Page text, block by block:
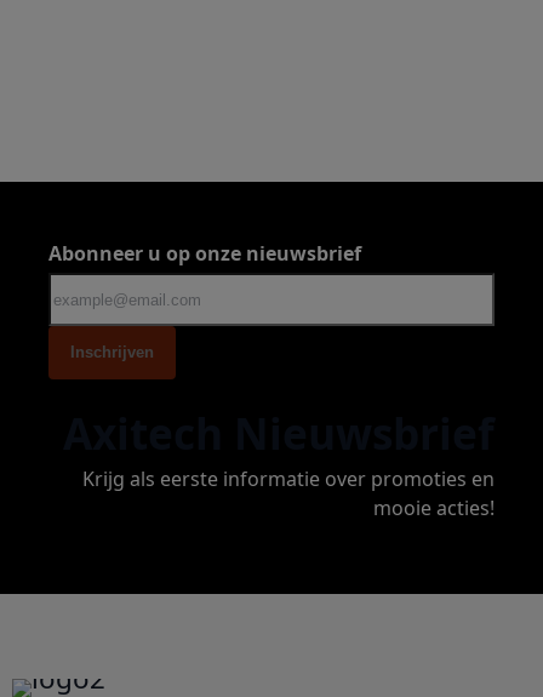
Krijg als eerste informatie over promoties en
mooie acties!
Abonneer u op onze nieuwsbrief
Inschrijven